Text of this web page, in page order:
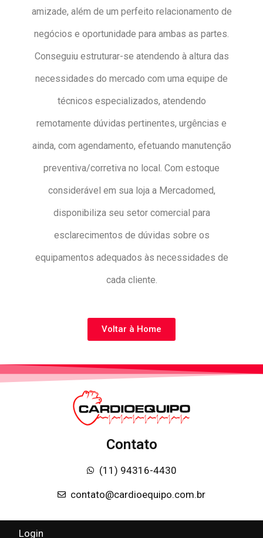
amizade, além de um perfeito relacionamento de
negócios e oportunidade para ambas as partes.
Conseguiu estruturar-se atendendo à altura das
necessidades do mercado com uma equipe de
técnicos especializados, atendendo
remotamente dúvidas pertinentes, urgências e
ainda, com agendamento, efetuando manutenção
preventiva/corretiva no local. Com estoque
considerável em sua loja a Mercadomed,
disponibiliza seu setor comercial para
esclarecimentos de dúvidas sobre os
equipamentos adequados às necessidades de
cada cliente.
Voltar à Home
Contato
(11) 94316-4430
contato@cardioequipo.com.br
Login